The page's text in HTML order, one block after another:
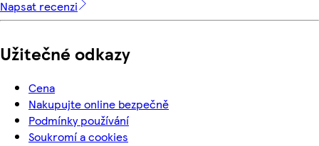
Napsat recenzi
Užitečné odkazy
Cena
Nakupujte online bezpečně
Podmínky používání
Soukromí a cookies